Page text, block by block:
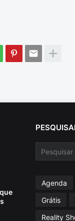
Agenda
Grátis
Reality